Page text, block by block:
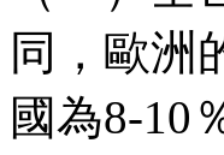
同，歐洲
國為8-10